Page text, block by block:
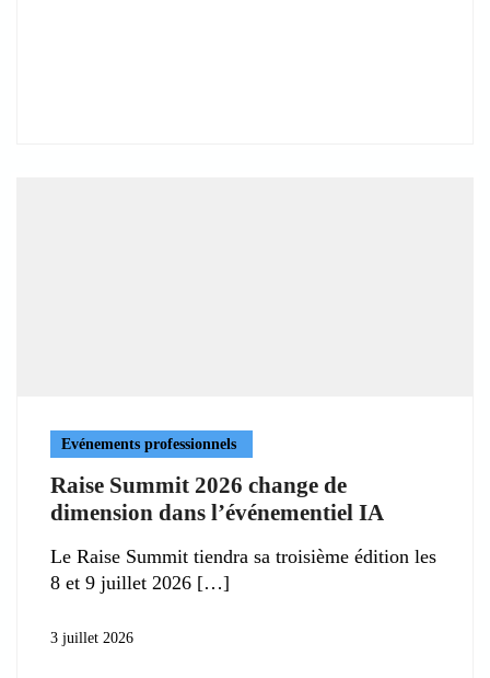
Evénements professionnels
Raise Summit 2026 change de
dimension dans l’événementiel IA
Le Raise Summit tiendra sa troisième édition les
8 et 9 juillet 2026
3 juillet 2026